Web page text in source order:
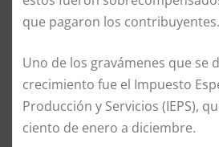
que pagaron los contribuyentes.
Uno de los gravámenes que se
crecimiento fue el Impuesto
Producción y Servicios (IEPS),
ciento de enero a diciembre.